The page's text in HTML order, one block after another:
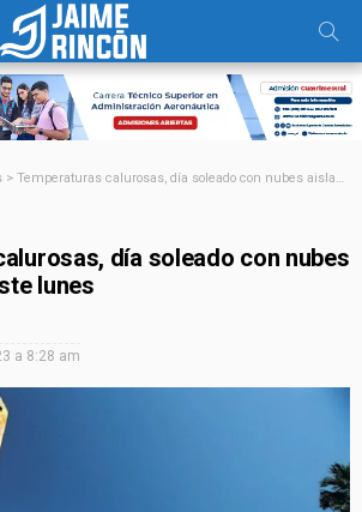
> Temperaturas calurosas, día soleado con nubes aisladas para este lunes
día soleado con nubes
lunes
a 8:28 am